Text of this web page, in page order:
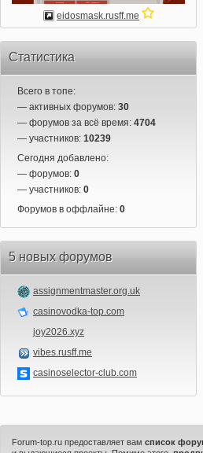
eidosmask.rusff.me
Статистика
Всего в топе:
— активных форумов: 30
— форумов за всё время: 4704
— участников: 10239
Сегодня добавлено:
— форумов: 0
— участников: 0
Форумов в оффлайне: 0
5 новых форумов
assignmentmaster.org.uk
casinovodka-top.com
joy2026.xyz
vibes.rusff.me
casinoselector-club.com
Forum-top.ru предоставляет вамсписок